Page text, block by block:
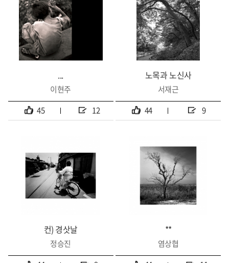
...
이현주
45
12
노목과 노신사
서재근
44
9
컨) 경삿날
정승진
**
염상협